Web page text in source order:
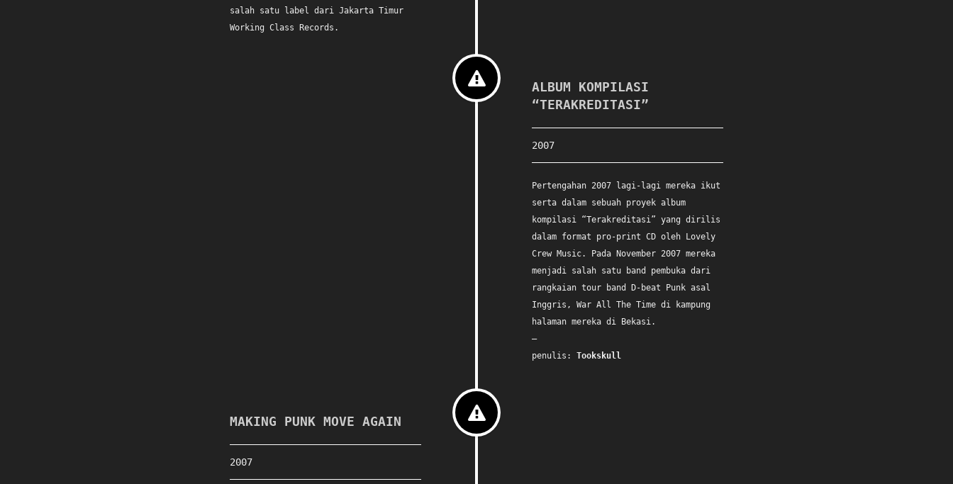
salah satu label dari Jakarta Timur
Working Class Records.
ALBUM KOMPILASI
“TERAKREDITASI”
2007
Pertengahan 2007 lagi-lagi mereka ikut
serta dalam sebuah proyek album
kompilasi “Terakreditasi” yang dirilis
dalam format pro-print CD oleh Lovely
Crew Music. Pada November 2007 mereka
menjadi salah satu band pembuka dari
rangkaian tour band D-beat Punk asal
Inggris, War All The Time di kampung
halaman mereka di Bekasi.
–
penulis: Tookskull
MAKING PUNK MOVE AGAIN
2007